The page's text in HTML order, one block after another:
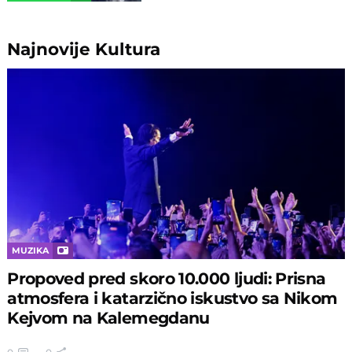
Najnovije Kultura
MUZIKA
Propoved pred skoro 10.000 ljudi: Prisna
atmosfera i katarzično iskustvo sa Nikom
Kejvom na Kalemegdanu